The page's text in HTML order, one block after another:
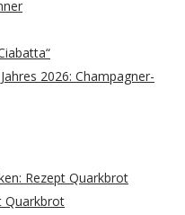
2026: Champagner-
Rezept Quarkbrot
Quarkbrot